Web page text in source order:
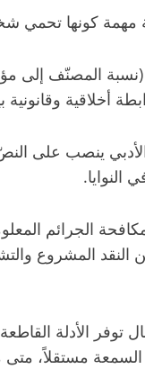
كونها تحمي
المصنّف إلى
أخلاقية وقانونية
ينصب على
النوايا.
الجرائم
المشروع
توفر الأدلة
مستقلاً، متى